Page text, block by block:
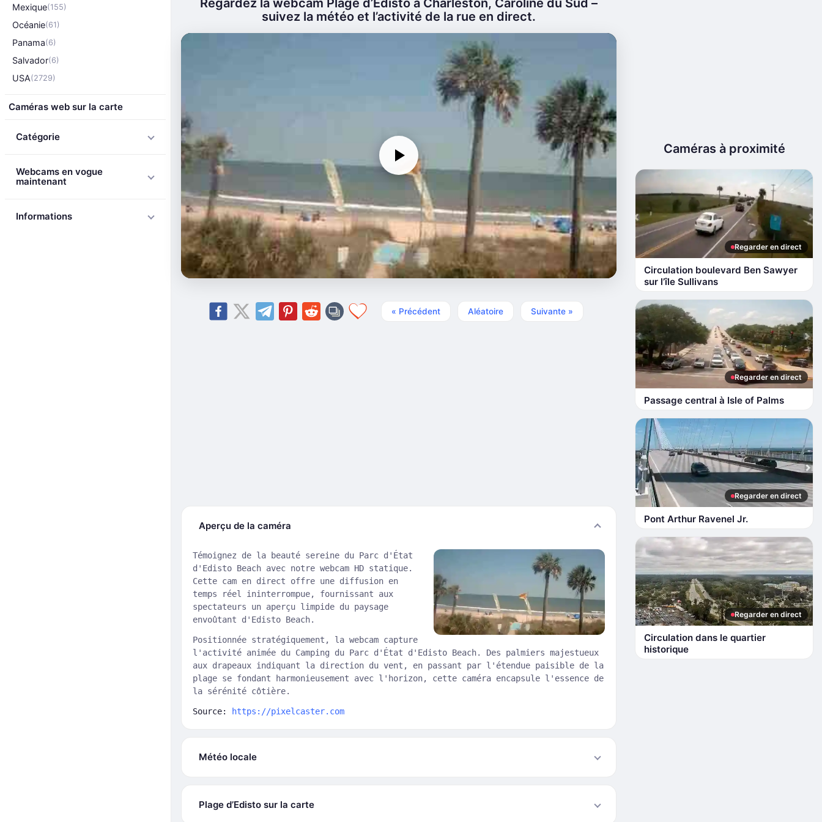
Mexique(155)
Océanie(61)
Panama(6)
Salvador(6)
USA(2729)
Caméras web sur la carte
Catégorie
Webcams en vogue
maintenant
Informations
Regardez la webcam Plage d’Edisto à Charleston, Caroline du Sud –
suivez la météo et l’activité de la rue en direct.
« Précédent Aléatoire Suivante »
Aperçu de la caméra
Témoignez de la beauté sereine du Parc d'État
d'Edisto Beach avec notre webcam HD statique.
Cette cam en direct offre une diffusion en
temps réel ininterrompue, fournissant aux
spectateurs un aperçu limpide du paysage
envoûtant d'Edisto Beach.
Positionnée stratégiquement, la webcam capture
l'activité animée du Camping du Parc d'État d'Edisto Beach. Des palmiers majestueux
aux drapeaux indiquant la direction du vent, en passant par l'étendue paisible de la
plage se fondant harmonieusement avec l'horizon, cette caméra encapsule l'essence de
la sérénité côtière.
Source: https://pixelcaster.com
Météo locale
Plage d’Edisto sur la carte
Caméras à proximité
Regarder en direct
Circulation boulevard Ben Sawyer
sur l’île Sullivans
Regarder en direct
Passage central à Isle of Palms
Regarder en direct
Pont Arthur Ravenel Jr.
Regarder en direct
Circulation dans le quartier
historique